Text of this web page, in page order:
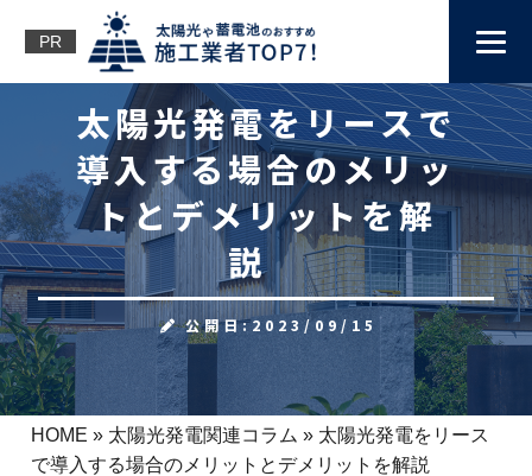
PR
太陽光発電をリースで
導入する場合のメリッ
トとデメリットを解
説
公開日:2023/09/15
HOME » 太陽光発電関連コラム » 太陽光発電をリース
で導入する場合のメリットとデメリットを解説